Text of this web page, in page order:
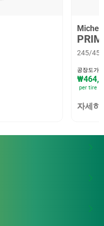
245/45
공장도가
per tire
자세히